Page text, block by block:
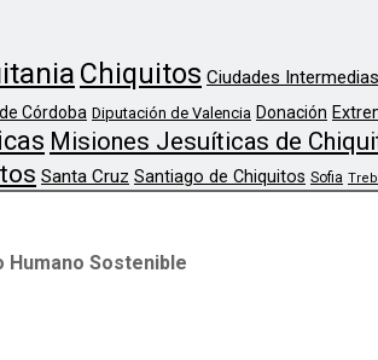
Chiquitos Ciudades Intermedias
Córdoba Diputación de Valencia Donación
Misiones Jesuíticas de
Santa Cruz Santiago de Chiquitos Sofia
Humano Sostenible